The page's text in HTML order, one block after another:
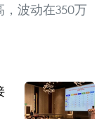
波动在350万